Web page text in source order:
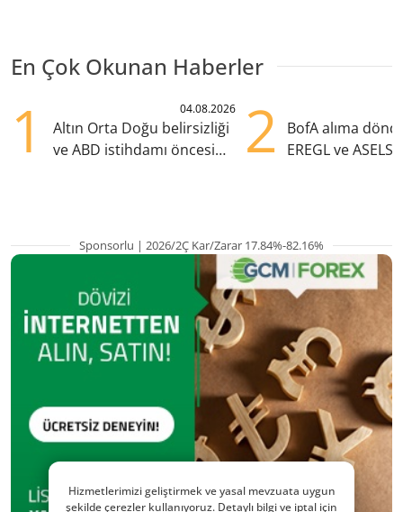
En Çok Okunan Haberler
1 04.08.2026
Altın Orta Doğu belirsizliği
ve ABD istihdamı öncesi
2
BofA alıma
EREGL ve ASELS
Sponsorlu | 2026/2Ç Kar/Zarar 17.84%-82.16%
Hizmetlerimizi geliştirmek ve yasal mevzuata uygun
şekilde çerezler kullanıyoruz. Detaylı bilgi ve iptal için